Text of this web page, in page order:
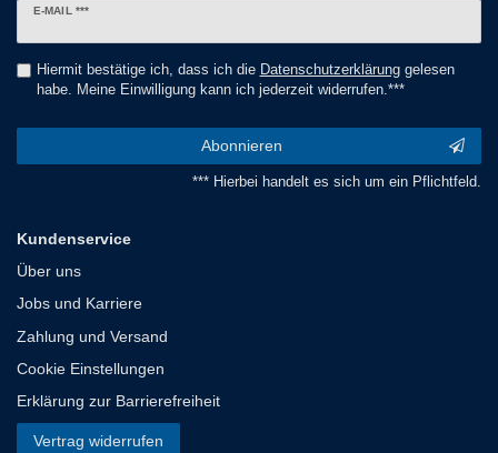
E-MAIL ***
Newsletter
Hiermit bestätige ich, dass ich die Daten­schutz­erklärunggelesen
habe. Meine Einwilligung kann ich jederzeit widerrufen.***
Abonnieren
*** Hierbei handelt es sich um ein Pflichtfeld.
Kundenservice
Über uns
Jobs und Karriere
Zahlung und Versand
Cookie Einstellungen
Erklärung zur Barrierefreiheit
Vertrag widerrufen